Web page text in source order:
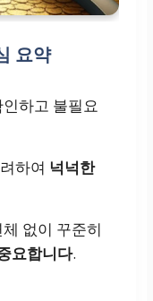
요약
하고 불필요
하여 넉넉한
없이 꾸준히
요합니다.